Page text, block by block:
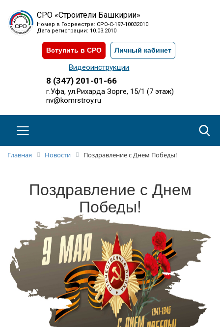
СРО «Строители Башкирии»
Номер в Госреестре: СРО-С-197-10032010
Дата регистрации: 10.03.2010
Вступить в СРО Личный кабинет
Видеоинструкции
8 (347) 201-01-66
г.Уфа, ул.Рихарда Зорге, 15/1 (7 этаж)
nv@komrstroy.ru
Главная Новости Поздравление с Днем Победы!
Поздравление с Днем
Победы!